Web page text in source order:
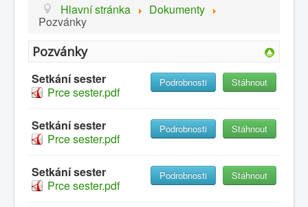
Hlavní stránka Dokumenty
Pozvánky
Pozvánky
Setkání sester
Prce sester.pdf
Stáhnout
Podrobnosti
Setkání sester
Prce sester.pdf
Stáhnout
Podrobnosti
Setkání sester
Prce sester.pdf
Stáhnout
Podrobnosti